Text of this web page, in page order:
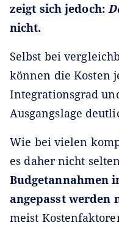
zeigt sich jedoch:
nicht.
Selbst bei
können die Kosten
Integrationsgrad
Ausgangslage
Wie bei vielen
es daher nicht
Budgetannahmen
angepasst werden
meist